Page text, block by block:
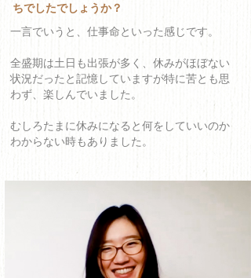
ちでしたでしょうか？
一言でいうと、仕事命といった感じです。
全盛期は土日も出張が多く、休みがほぼない
状況だったと記憶していますが特に苦とも思
わず、楽しんでいました。
むしろたまに休みになると何をしていいのか
わからない時もありました。